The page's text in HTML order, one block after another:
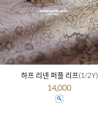
하프 리넨 퍼플 리프(1/2Y)
14,000